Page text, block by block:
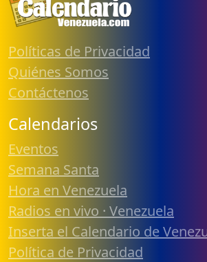
Políticas de Privacidad
Quiénes Somos
Contáctenos
Calendarios
Eventos
Semana Santa
Hora en Venezuela
Radios en vivo · Venezuela
Inserta el Calendario de
Política de Privacidad